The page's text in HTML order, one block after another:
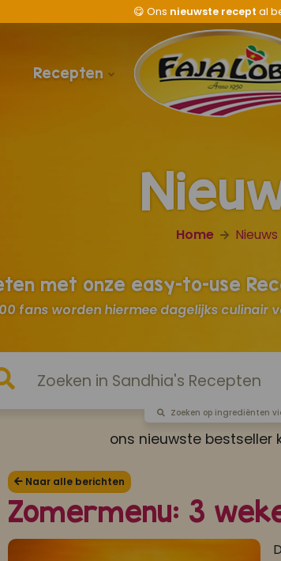
😋 Ons nieuwste recept al
Recepten
Home Nieuws
met onze easy-to-use
fans worden hiermee dagelijks culinair
Zoeken op ingrediënten
ons nieuwste bestseller
Naar alle berichten
Zomermenu: 3